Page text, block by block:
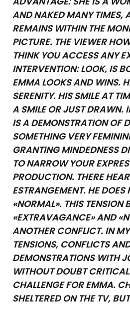
AND NAKED MANY TIMES,
REMAINS WITHIN THE
PICTURE. THE VIEWER
THINK YOU ACCESS ANY
INTERVENTION: LOOK, IS
EMMA LOOKS AND WINS.
SERENITY. HIS SMILE AT
A SMILE OR JUST DRAWN.
IS A DEMONSTRATION OF
SOMETHING VERY
GRANTING MINDEDNESS
TO NARROW YOUR
PRODUCTION. THERE
ESTRANGEMENT. HE DOES
«NORMAL». THIS TENSION
«EXTRAVAGANCE» AND
ANOTHER CONFLICT. IN
TENSIONS, CONFLICTS
DEMONSTRATIONS WITH
WITHOUT DOUBT
CHALLENGE FOR EMMA.
SHELTERED ON THE TV,